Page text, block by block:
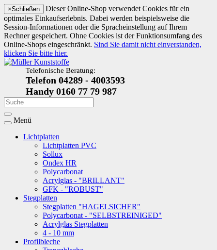
×Schließen
Dieser Online-Shop verwendet Cookies für ein
optimales Einkaufserlebnis. Dabei werden beispielsweise die
Session-Informationen oder die Spracheinstellung auf Ihrem
Rechner gespeichert. Ohne Cookies ist der Funktionsumfang des
Online-Shops eingeschränkt. Sind Sie damit nicht einverstanden,
klicken Sie bitte hier.
Telefonische Beratung:
Telefon 04289 - 4003593
Handy 0160 77 79 987
Menü
Lichtplatten
Lichtplatten PVC
Sollux
Ondex HR
Polycarbonat
Acrylglas - "BRILLANT"
GFK - "ROBUST"
Stegplatten
Stegplatten "HAGELSICHER"
Polycarbonat - "SELBSTREINIGED"
Acrylglas Stegplatten
4 - 10 mm
Profilbleche